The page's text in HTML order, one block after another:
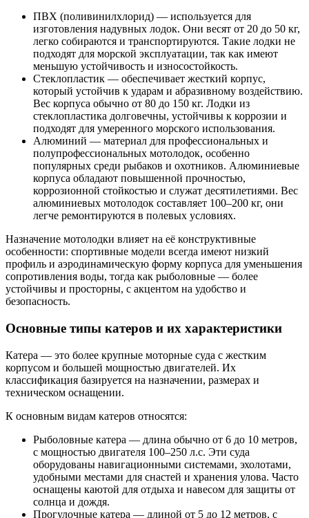
ПВХ (поливинилхлорид) — используется для
изготовления надувных лодок. Они весят от 20 до 50 кг,
легко собираются и транспортируются. Такие лодки не
подходят для морской эксплуатации, так как имеют
меньшую устойчивость и износостойкость.
Стеклопластик — обеспечивает жесткий корпус,
который устойчив к ударам и абразивному воздействию.
Вес корпуса обычно от 80 до 150 кг. Лодки из
стеклопластика долговечны, устойчивы к коррозии и
подходят для умеренного морского использования.
Алюминий — материал для профессиональных и
полупрофессиональных мотолодок, особенно
популярных среди рыбаков и охотников. Алюминиевые
корпуса обладают повышенной прочностью,
коррозионной стойкостью и служат десятилетиями. Вес
алюминиевых мотолодок составляет 100–200 кг, они
легче ремонтируются в полевых условиях.
Назначение мотолодки влияет на её конструктивные
особенности: спортивные модели всегда имеют низкий
профиль и аэродинамическую форму корпуса для уменьшения
сопротивления воды, тогда как рыболовные — более
устойчивы и просторны, с акцентом на удобство и
безопасность.
Основные типы катеров и их характеристики
Катера — это более крупные моторные суда с жестким
корпусом и большей мощностью двигателей. Их
классификация базируется на назначении, размерах и
техническом оснащении.
К основным видам катеров относятся:
Рыболовные катера — длина обычно от 6 до 10 метров,
с мощностью двигателя 100–250 л.с. Эти суда
оборудованы навигационными системами, эхолотами,
удобными местами для снастей и хранения улова. Часто
оснащены каютой для отдыха и навесом для защиты от
солнца и дождя.
Прогулочные катера — длиной от 5 до 12 метров, с